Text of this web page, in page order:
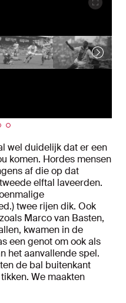
wel duidelijk dat er een
komen. Hordes mensen
af die op dat
elftal laveerden.
twee rijen dik. Ook
Marco van Basten,
kwamen in de
een genot om ook als
het aanvallende spel.
de bal buitenkant
We maakten